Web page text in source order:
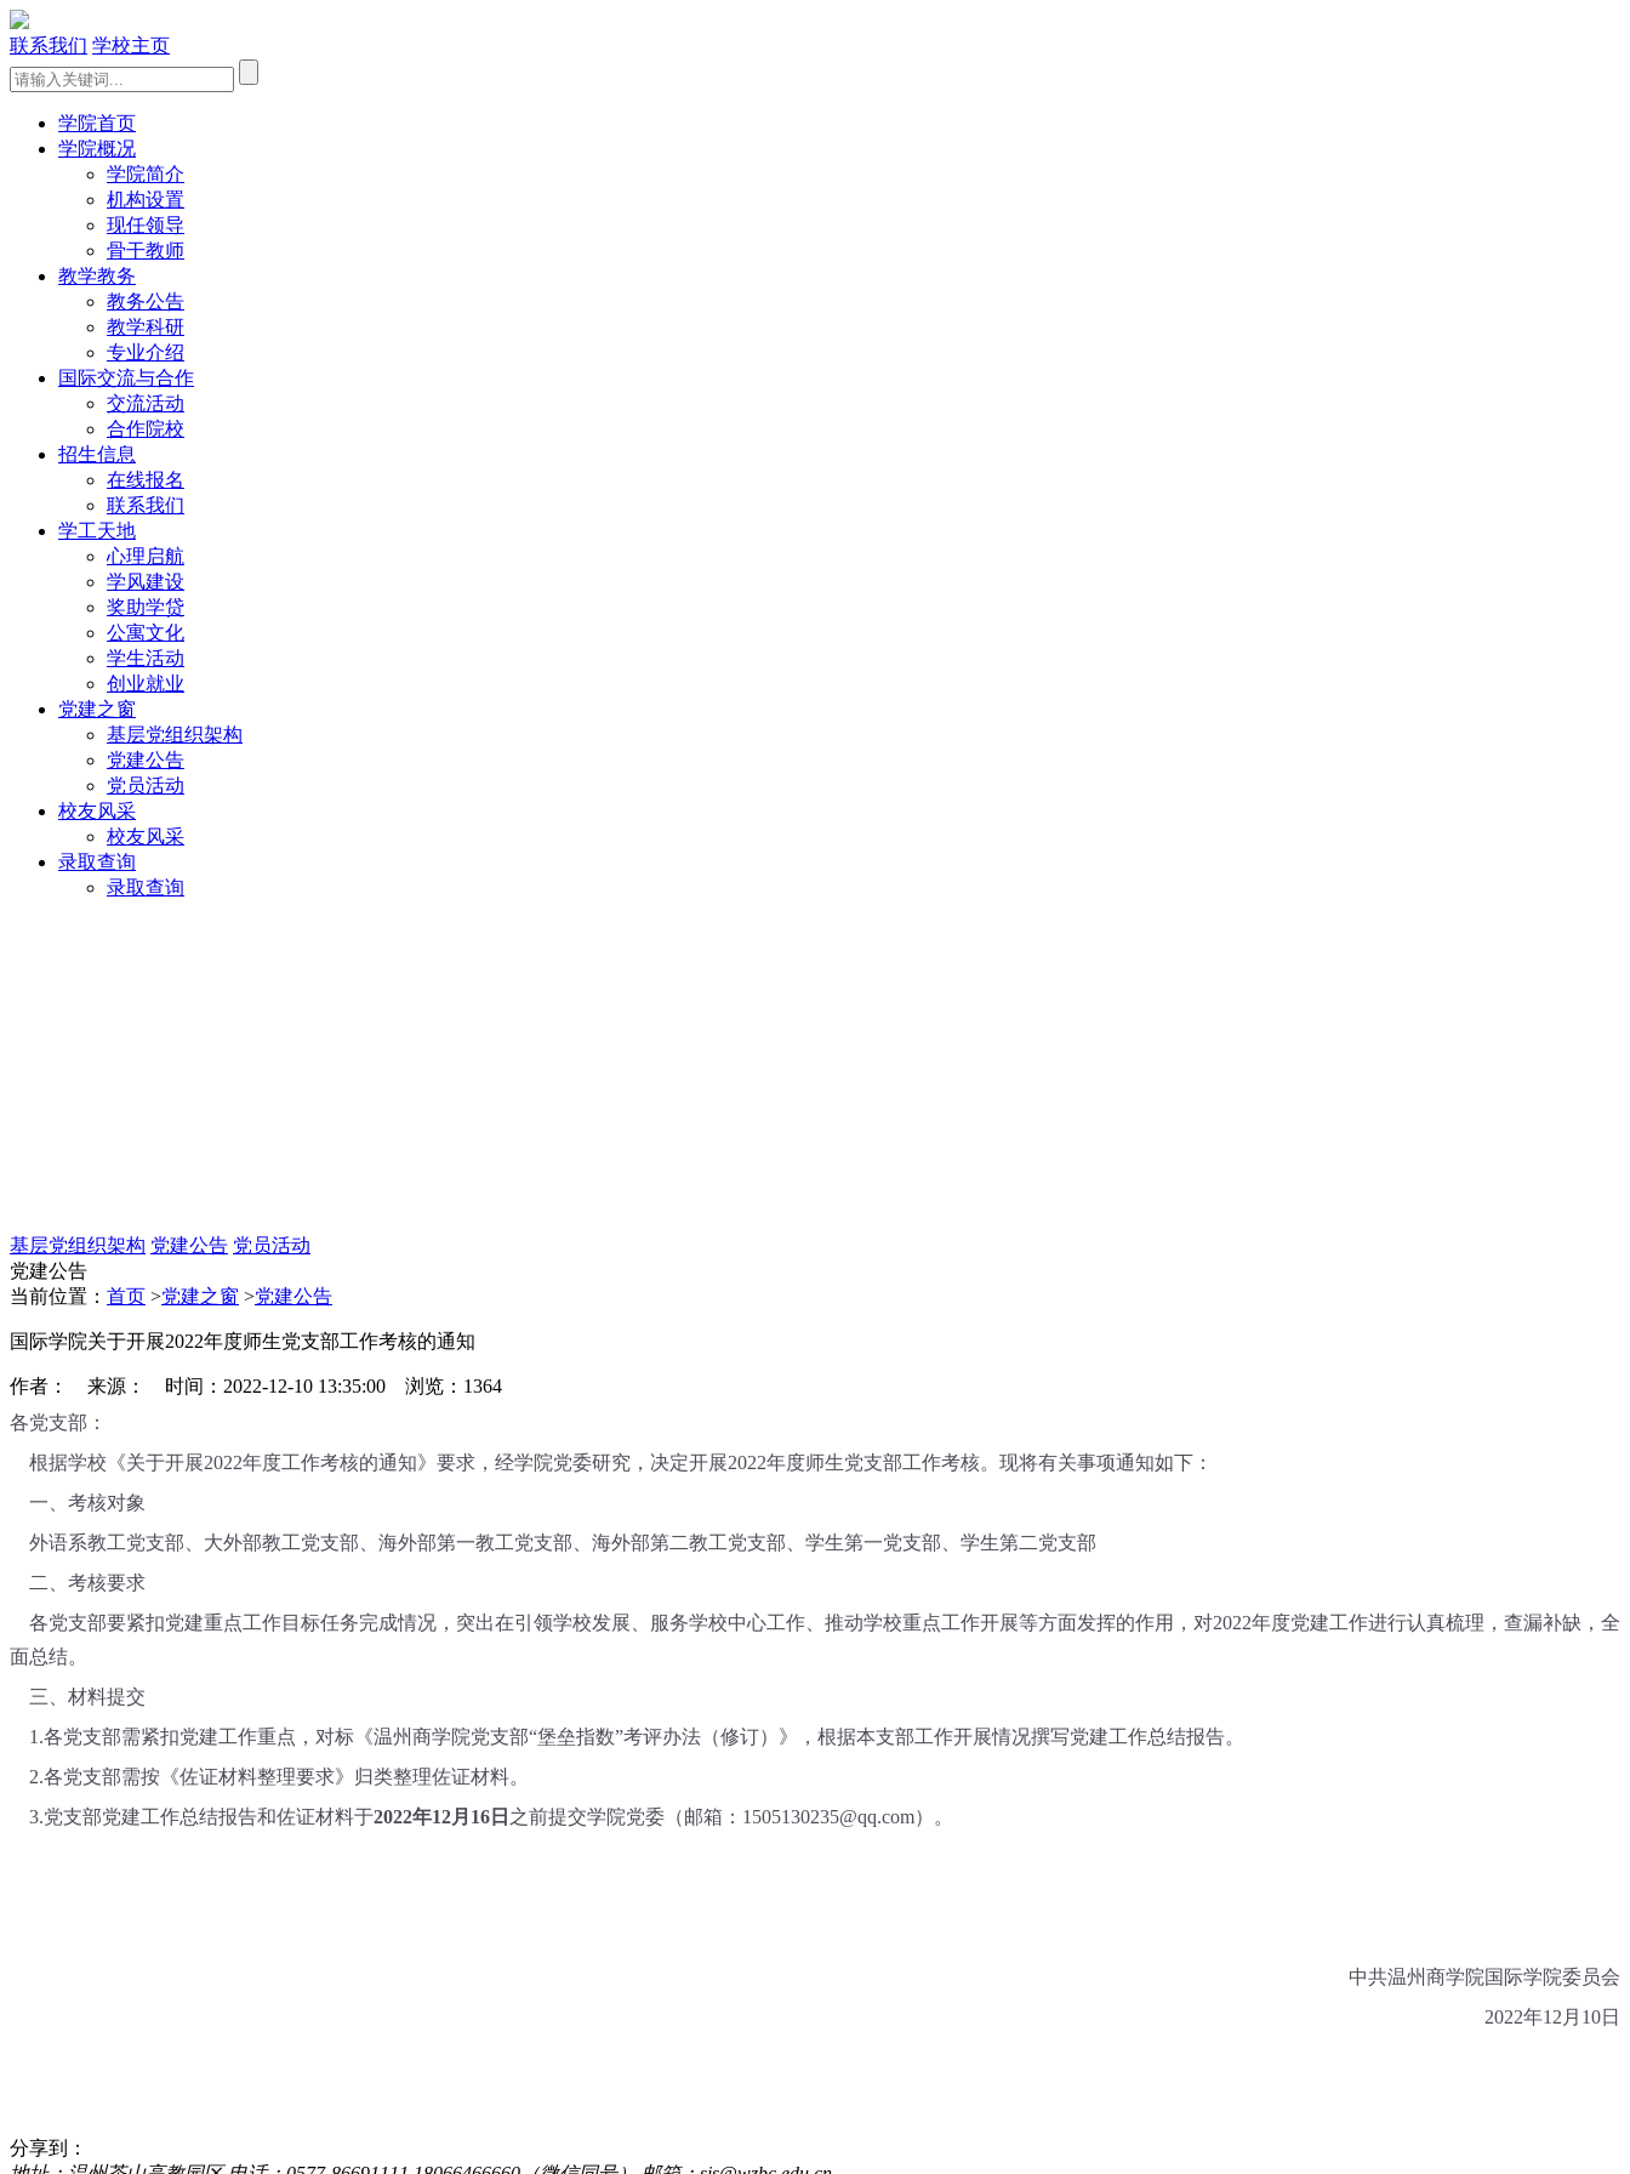
联系我们 学校主页
学院首页
学院概况
学院简介
机构设置
现任领导
骨干教师
教学教务
教务公告
教学科研
专业介绍
国际交流与合作
交流活动
合作院校
招生信息
在线报名
联系我们
学工天地
心理启航
学风建设
奖助学贷
公寓文化
学生活动
创业就业
党建之窗
基层党组织架构
党建公告
党员活动
校友风采
校友风采
录取查询
录取查询
基层党组织架构 党建公告 党员活动
党建公告
当前位置： 首页 >党建之窗 >党建公告
国际学院关于开展2022年度师生党支部工作考核的通知
作者： 来源： 时间：2022-12-10 13:35:00 浏览： 1364
各党支部：
根据学校《关于开展2022年度工作考核的通知》要求，经学院党委研究，决定开展2022年度师生党支部工作考核。现将有关事项通知如下：
一、考核对象
外语系教工党支部、大外部教工党支部、海外部第一教工党支部、海外部第二教工党支部、学生第一党支部
学生第二党支部
二、考核要求
各党支部要紧扣党建重点工作目标任务完成情况，突出在引领学校发展、服务学校中心工作、推动学校重点工作开展等方面发挥的作用，对2022年度党建工作进行认真梳理，查漏补缺，全
面总结。
三、材料提交
1.各党支部需紧扣党建工作重点，对标《温州商学院党支部“堡垒指数”考评办法（修订） 》，根据本支部工作开展情况撰写党建工作总结报告。
2.各党支部需按《佐证材料整理要求》归类整理佐证材料。
3.党支部党建工作总结报告和佐证材料于2022年12月 16 日 之前提交学院党委（邮箱： 1505130235@qq.com）。
中共温州商学院国际学院委员会
2022年12月 10日
分享到：